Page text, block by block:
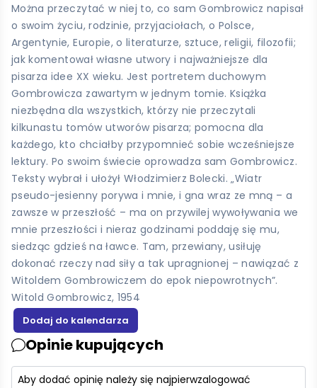
Można przeczytać w niej to, co sam Gombrowicz napisał
o swoim życiu, rodzinie, przyjaciołach, o Polsce,
Argentynie, Europie, o literaturze, sztuce, religii, filozofii;
jak komentował własne utwory i najważniejsze dla
pisarza idee XX wieku. Jest portretem duchowym
Gombrowicza zawartym w jednym tomie. Książka
niezbędna dla wszystkich, którzy nie przeczytali
kilkunastu tomów utworów pisarza; pomocna dla
każdego, kto chciałby przypomnieć sobie wcześniejsze
lektury. Po swoim świecie oprowadza sam Gombrowicz.
Teksty wybrał i ułożył Włodzimierz Bolecki. „Wiatr
pseudo-jesienny porywa i mnie, i gna wraz ze mną – a
zawsze w przeszłość – ma on przywilej wywoływania we
mnie przeszłości i nieraz godzinami poddaję się mu,
siedząc gdzieś na ławce. Tam, przewiany, usiłuję
dokonać rzeczy nad siły a tak upragnionej – nawiązać z
Witoldem Gombrowiczem do epok niepowrotnych”.
Witold Gombrowicz, 1954
Opinie kupujących
Aby dodać opinię należy się najpierwzalogować